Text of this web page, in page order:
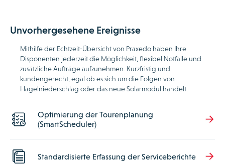
Unvorhergesehene Ereignisse
Mithilfe der Echtzeit-Übersicht von Praxedo haben Ihre
Disponenten jederzeit die Möglichkeit, flexibel Notfälle und
zusätzliche Aufträge aufzunehmen. Kurzfristig und
kundengerecht, egal ob es sich um die Folgen von
Hagelniederschlag oder das neue Solarmodul handelt.
Optimierung der Tourenplanung
(SmartScheduler)
Standardisierte Erfassung der Serviceberichte